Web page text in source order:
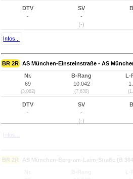
DTV
-
SV
-
(-)
Infos...
BR 2R AS München-Einsteinstraße - AS
Nr.
69
(3.082)
B-Rang
10.042
(7.638)
L-
DTV
-
SV
-
(-)
Infos...
BR 2R AS München-Berg-am-Laim-Straße (B